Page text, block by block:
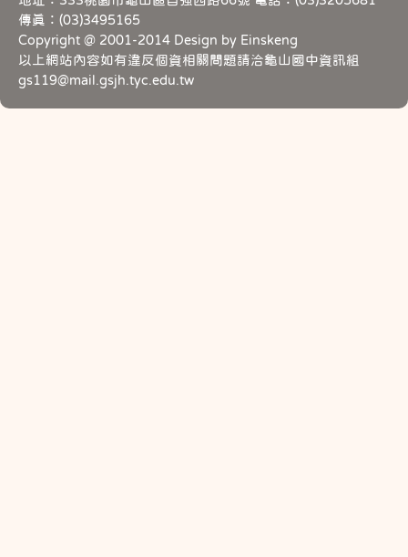
傳真：(03)3495165
Copyright @ 2001-2014 Design by Einskeng
以上網站內容如有違反個資相關問題請洽龜山國中資訊組
gs119@mail.gsjh.tyc.edu.tw